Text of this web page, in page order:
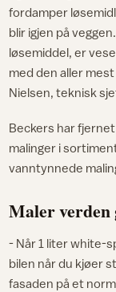
fordamper
blir igjen på
løsemiddel, er
med den aller
Nielsen, teknisk
Beckers har
malinger i
vanntynnede
Maler verden
- Når 1 liter white-
bilen når du kjøer
fasaden på et